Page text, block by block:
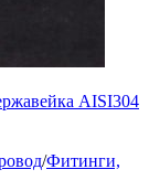
AISI304
/Фитинги,